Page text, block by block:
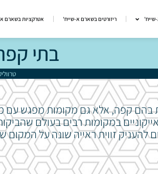
שייח' ריזורטים בשארם א-שייח' אטרקציות בשארם
בתי
קפה, אלא גם מקומות מפגש עם
במקומות רבים בעולם
להעניק זווית ראייה שונה על